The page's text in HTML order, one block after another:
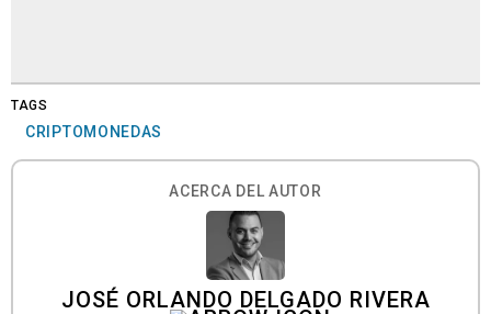
TAGS
CRIPTOMONEDAS
ACERCA DEL AUTOR
JOSÉ ORLANDO DELGADO RIVERA